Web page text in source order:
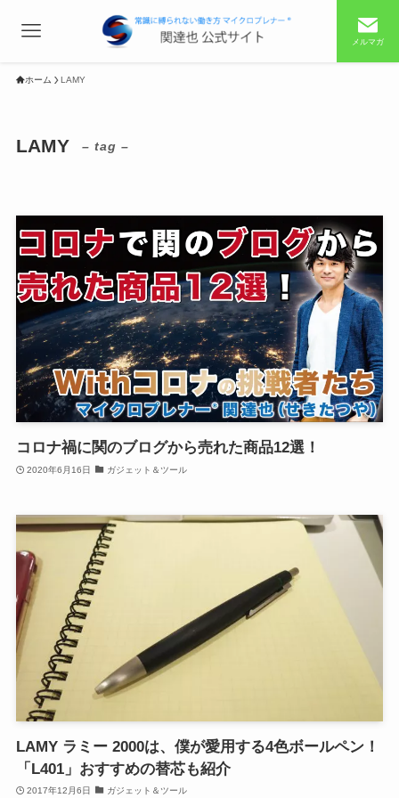
メルマガ
ホーム LAMY
LAMY – tag –
コロナ禍に関のブログから売れた商品12選！
2020年6月16日 ガジェット＆ツール
LAMY ラミー 2000は、僕が愛用する4色ボールペン！
「L401」おすすめの替芯も紹介
2017年12月6日 ガジェット＆ツール